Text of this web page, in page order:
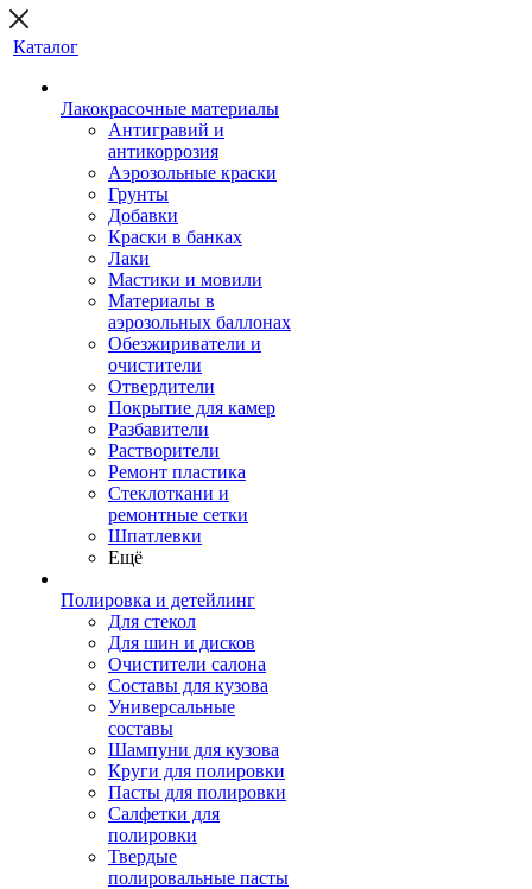
Каталог
Лакокрасочные материалы
Антигравий и
антикоррозия
Аэрозольные краски
Грунты
Добавки
Краски в банках
Лаки
Мастики и мовили
Материалы в
аэрозольных баллонах
Обезжириватели и
очистители
Отвердители
Покрытие для камер
Разбавители
Растворители
Ремонт пластика
Стеклоткани и
ремонтные сетки
Шпатлевки
Ещё
Полировка и детейлинг
Для стекол
Для шин и дисков
Очистители салона
Составы для кузова
Универсальные
составы
Шампуни для кузова
Круги для полировки
Пасты для полировки
Салфетки для
полировки
Твердые
полировальные пасты